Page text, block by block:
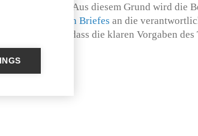
gewährleistet. Aus diesem Grund wird die
offenen Briefes an die
zu machen, dass die klaren Vorgaben
sind.